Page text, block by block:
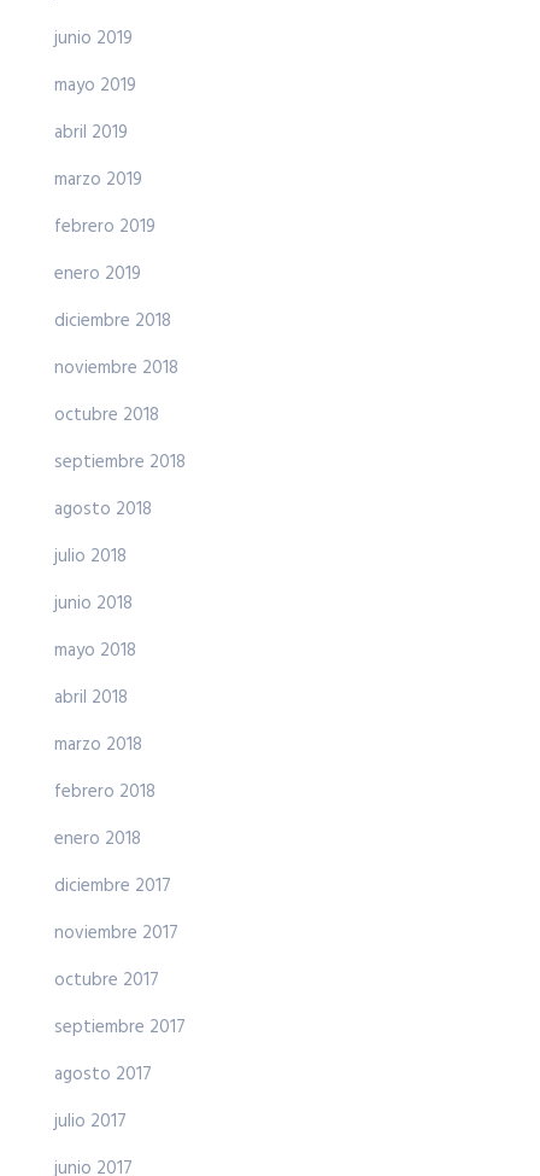
junio 2019
mayo 2019
abril 2019
marzo 2019
febrero 2019
enero 2019
diciembre 2018
noviembre 2018
octubre 2018
septiembre 2018
agosto 2018
julio 2018
junio 2018
mayo 2018
abril 2018
marzo 2018
febrero 2018
enero 2018
diciembre 2017
noviembre 2017
octubre 2017
septiembre 2017
agosto 2017
julio 2017
junio 2017